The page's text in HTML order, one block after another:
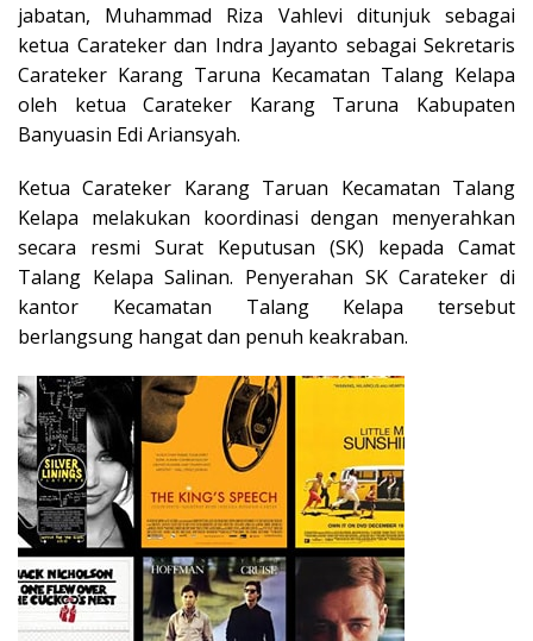
jabatan, Muhammad Riza Vahlevi ditunjuk sebagai
ketua Carateker dan Indra Jayanto sebagai Sekretaris
Carateker Karang Taruna Kecamatan Talang Kelapa
oleh ketua Carateker Karang Taruna Kabupaten
Banyuasin Edi Ariansyah.
Ketua Carateker Karang Taruan Kecamatan Talang
Kelapa melakukan koordinasi dengan menyerahkan
secara resmi Surat Keputusan (SK) kepada Camat
Talang Kelapa Salinan. Penyerahan SK Carateker di
kantor Kecamatan Talang Kelapa tersebut
berlangsung hangat dan penuh keakraban.